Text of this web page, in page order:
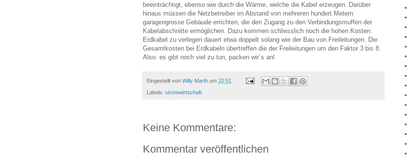
beeinträchtigt, ebenso wie durch die Wärme, welche die Kabel erzeugen. Darüber
hinaus müssen die Netzbetreiber im Abstand von mehreren hundert Metern
garagengrosse Gebäude errichten, die den Zugang zu den Verbindungsmuffen der
Kabelabschnitte ermöglichen. Dazu kommen schliesslich noch die hohen Kosten:
Erdkabel zu verlegen dauert etwa doppelt solang wie der Bau von Freileitungen. Die
Gesamtkosten bei Erdkabeln übertreffen die der Freileitungen um den Faktor 3 bis 8.
Also: es gibt noch viel zu tun, packen wir´s an!
Eingestellt von Willy Marth um 10:51
Labels: stromwirtschaft
Keine Kommentare:
Kommentar veröffentlichen